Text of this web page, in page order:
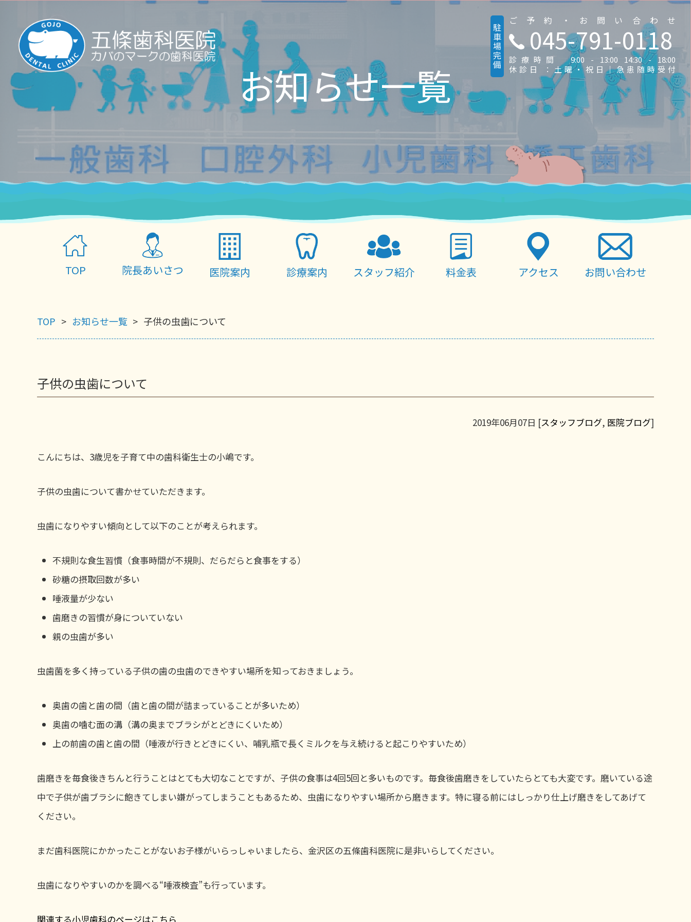
駐車場完備
ご予約・お問い合わせ
045-791-0118
診療時間 9:00 - 13:00 14:30 - 18:00
休診日 ：土曜・祝日｜急患随時受付
お知らせ一覧
TOP 院長あいさつ 医院案内 診療案内 スタッフ紹介 料金表 アクセス お問い合わせ
TOP お知らせ一覧 子供の虫歯について
子供の虫歯について
2019年06月07日 [スタッフブログ, 医院ブログ]
こんにちは、3歳児を子育て中の歯科衛生士の小嶋です。
子供の虫歯について書かせていただきます。
虫歯になりやすい傾向として以下のことが考えられます。
不規則な食生習慣（食事時間が不規則、だらだらと食事をする）
砂糖の摂取回数が多い
唾液量が少ない
歯磨きの習慣が身についていない
親の虫歯が多い
虫歯菌を多く持っている子供の歯の虫歯のできやすい場所を知っておきましょう。
奥歯の歯と歯の間（歯と歯の間が詰まっていることが多いため）
奥歯の噛む面の溝（溝の奥までブラシがとどきにくいため）
上の前歯の歯と歯の間（唾液が行きとどきにくい、哺乳瓶で長くミルクを与え続けると起こりやすいため）
歯磨きを毎食後きちんと行うことはとても大切なことですが、子供の食事は4回5回と多いものです。毎食後歯磨きをしていたらとても大変です。磨いている途
中で子供が歯ブラシに飽きてしまい嫌がってしまうこともあるため、虫歯になりやすい場所から磨きます。特に寝る前にはしっかり仕上げ磨きをしてあげて
ください。
まだ歯科医院にかかったことがないお子様がいらっしゃいましたら、金沢区の五條歯科医院に是非いらしてください。
虫歯になりやすいのかを調べる“唾液検査”も行っています。
関連する小児歯科のページはこちら